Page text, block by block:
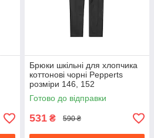
Брюки шкільні для хлопчика
коттонові чорні Pepperts
розміри 146, 152
Готово до відправки
531 ₴ 590 ₴